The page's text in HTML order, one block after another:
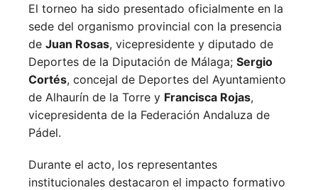
El torneo ha sido presentado oficialmente en la
sede del organismo provincial con la presencia
de Juan Rosas, vicepresidente y diputado de
Deportes de la Diputación de Málaga; Sergio
Cortés, concejal de Deportes del Ayuntamiento
de Alhaurín de la Torre y Francisca Rojas,
vicepresidenta de la Federación Andaluza de
Pádel.
Durante el acto, los representantes
institucionales destacaron el impacto formativo